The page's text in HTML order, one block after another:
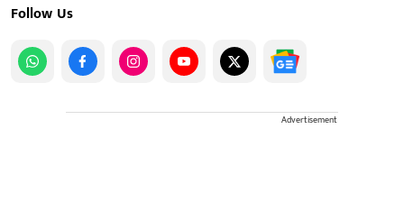
Follow Us
Advertisement